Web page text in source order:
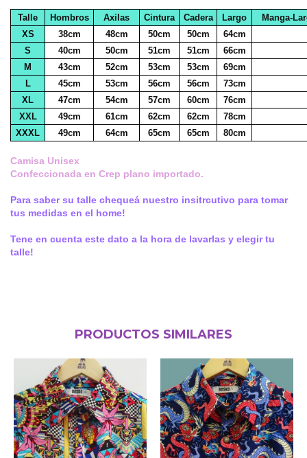
Talle Hombros Axilas Cintura Cadera Largo
Manga-
XS
38cm 48cm 50cm 50cm
64cm
S
40cm 50cm 51cm 51cm
66cm
M
43cm 52cm 53cm 53cm
69cm
L
45cm 53cm 56cm 56cm
73cm
XL
47cm 54cm 57cm 60cm
76cm
XXL
49cm 61cm 62cm 62cm
78cm
XXXL
49cm 64cm 65cm 65cm 80cm
Camisa Unisex
Confeccionada en Crep plano importado.
Para saber su talle chequeá nuestro insitrcutivo para tomar
tus medidas en el home!
Tene en cuenta este dato a la hora de lavarlas y elegir tu
talle!
PRODUCTOS SIMILARES